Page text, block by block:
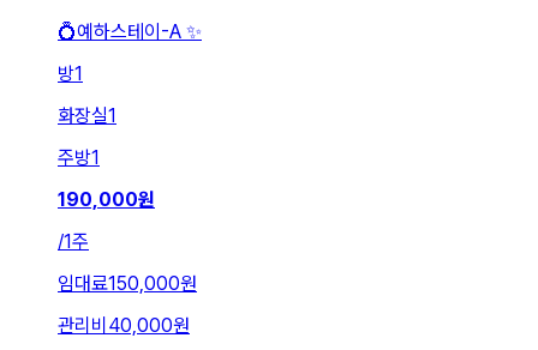
💍예하스테이-A ✨
방1
화장실1
주방1
190,000원
/1주
임대료150,000원
관리비 40,000원